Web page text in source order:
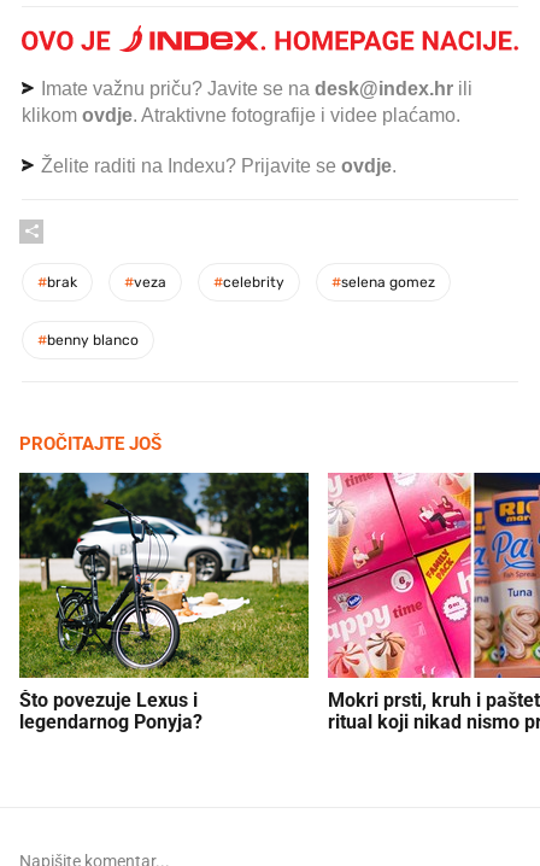
Imate važnu priču? Javite se na desk@index.hr ili
klikom ovdje. Atraktivne fotografije i videe plaćamo.
Želite raditi na Indexu? Prijavite se ovdje.
#brak #veza #celebrity #selena gomez
#benny blanco
PROČITAJTE JOŠ
Što povezuje Lexus i
legendarnog Ponyja?
Mokri prsti, kruh i
ritual koji nikad nismo